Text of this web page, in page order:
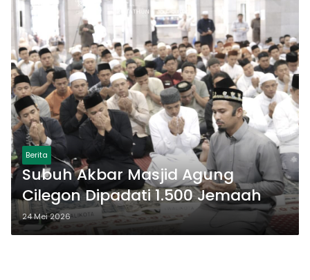
Berita
Subuh Akbar Masjid Agung
Cilegon Dipadati 1.500 Jemaah
24 Mei 2026